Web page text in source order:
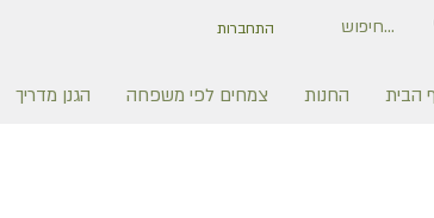
התחברות
הבית החנות צמחים לפי משפחה הגנן מדריך